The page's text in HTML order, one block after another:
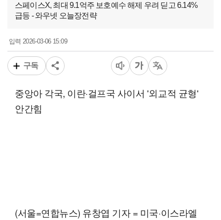
스페이스X, 최대 9.1억주 보호예수 해제 우려 딛고 6.14%
급등 - 와우넷 오늘장전략
입력2026-03-06 15:09
구독
중앙아 각국, 이란·걸프국 사이서 '외교적 균형'
안간힘
(서울=연합뉴스) 유창엽 기자 = 미국·이스라엘